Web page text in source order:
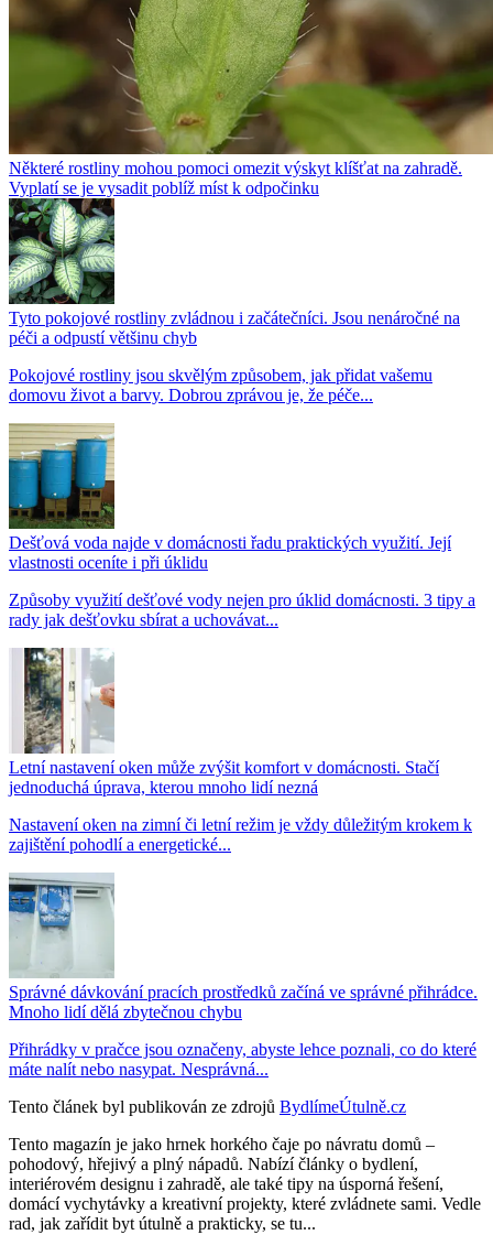
Některé rostliny mohou pomoci omezit výskyt klíšťat na zahradě.
Vyplatí se je vysadit poblíž míst k odpočinku
Tyto pokojové rostliny zvládnou i začátečníci. Jsou nenáročné na
péči a odpustí většinu chyb
Pokojové rostliny jsou skvělým způsobem, jak přidat vašemu
domovu život a barvy. Dobrou zprávou je, že péče...
Dešťová voda najde v domácnosti řadu praktických využití. Její
vlastnosti oceníte i při úklidu
Způsoby využití dešťové vody nejen pro úklid domácnosti. 3 tipy a
rady jak dešťovku sbírat a uchovávat...
Letní nastavení oken může zvýšit komfort v domácnosti. Stačí
jednoduchá úprava, kterou mnoho lidí nezná
Nastavení oken na zimní či letní režim je vždy důležitým krokem k
zajištění pohodlí a energetické...
Správné dávkování pracích prostředků začíná ve správné přihrádce.
Mnoho lidí dělá zbytečnou chybu
Přihrádky v pračce jsou označeny, abyste lehce poznali, co do které
máte nalít nebo nasypat. Nesprávná...
Tento článek byl publikován ze zdrojů BydlímeÚtulně.cz
Tento magazín je jako hrnek horkého čaje po návratu domů –
pohodový, hřejivý a plný nápadů. Nabízí články o bydlení,
interiérovém designu i zahradě, ale také tipy na úsporná řešení,
domácí vychytávky a kreativní projekty, které zvládnete sami. Vedle
rad, jak zařídit byt útulně a prakticky, se tu...